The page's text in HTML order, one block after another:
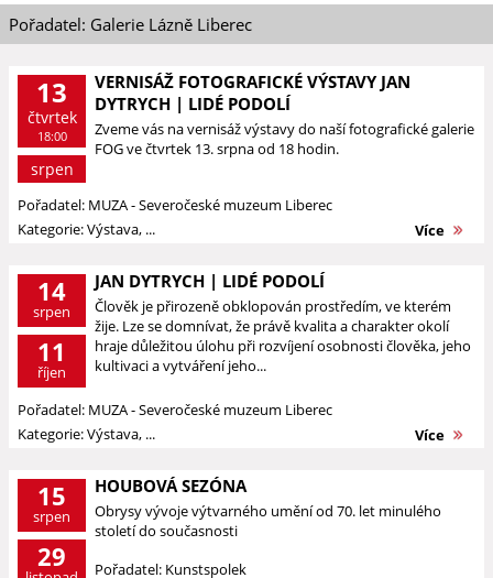
Pořadatel: Galerie Lázně Liberec
13
čtvrtek
18:00
srpen
VERNISÁŽ FOTOGRAFICKÉ VÝSTAVY JAN
DYTRYCH | LIDÉ PODOLÍ
Zveme vás na vernisáž výstavy do naší fotografické galerie
FOG ve čtvrtek 13. srpna od 18 hodin.
Pořadatel: MUZA - Severočeské muzeum Liberec
Kategorie: Výstava, ...
Více
14
srpen
11
říjen
JAN DYTRYCH | LIDÉ PODOLÍ
Člověk je přirozeně obklopován prostředím, ve kterém
žije. Lze se domnívat, že právě kvalita a charakter okolí
hraje důležitou úlohu při rozvíjení osobnosti člověka, jeho
kultivaci a vytváření jeho...
Pořadatel: MUZA - Severočeské muzeum Liberec
Kategorie: Výstava, ...
Více
15
srpen
29
HOUBOVÁ SEZÓNA
Obrysy vývoje výtvarného umění od 70. let minulého
století do současnosti
Pořadatel: Kunstspolek